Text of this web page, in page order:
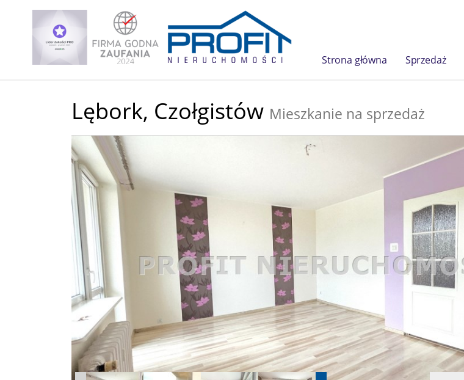
Strona główna Sprzedaż
Lębork, Czołgistów Mieszkanie na sprzedaż
+
−